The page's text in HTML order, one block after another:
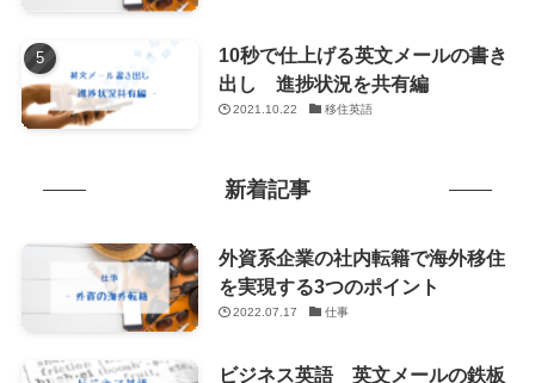
10秒で仕上げる英文メールの書き
出し 進捗状況を共有編
2021.10.22 移住英語
新着記事
外資系企業の社内転籍で海外移住
を実現する3つのポイント
2022.07.17 仕事
ビジネス英語 英文メールの鉄板